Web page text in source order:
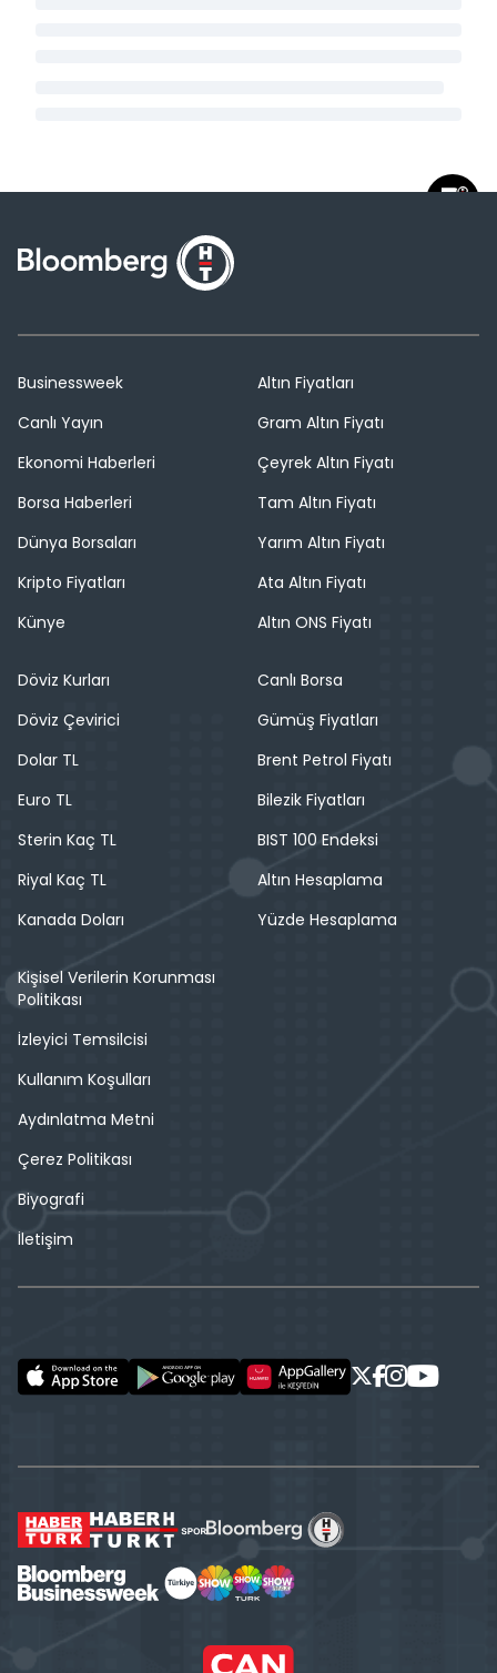
Businessweek
Canlı Yayın
Ekonomi Haberleri
Borsa Haberleri
Dünya Borsaları
Kripto Fiyatları
Künye
Altın Fiyatları
Gram Altın Fiyatı
Çeyrek Altın Fiyatı
Tam Altın Fiyatı
Yarım Altın Fiyatı
Ata Altın Fiyatı
Altın ONS Fiyatı
Döviz Kurları
Döviz Çevirici
Dolar TL
Euro TL
Sterin Kaç TL
Riyal Kaç TL
Kanada Doları
Canlı Borsa
Gümüş Fiyatları
Brent Petrol Fiyatı
Bilezik Fiyatları
BIST 100 Endeksi
Altın Hesaplama
Yüzde Hesaplama
Kişisel Verilerin Korunması
Politikası
İzleyici Temsilcisi
Kullanım Koşulları
Aydınlatma Metni
Çerez Politikası
Biyografi
İletişim